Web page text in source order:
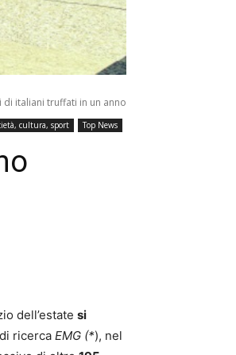
di italiani truffati in un anno
cultura, sport Top News
dell’estate si
ricerca EMG (*), nel